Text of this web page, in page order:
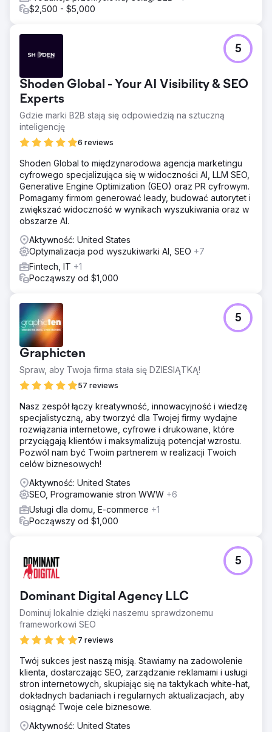
$2,500 - $5,000
Shoden Global - Your AI Visibility & SEO
Experts
Gdzie marki B2B stają się odpowiedzią na sztuczną
inteligencję
6 reviews
5
Shoden Global to międzynarodowa agencja marketingu
cyfrowego specjalizująca się w widoczności AI, LLM SEO,
Generative Engine Optimization (GEO) oraz PR cyfrowym.
Pomagamy firmom generować leady, budować autorytet i
zwiększać widoczność w wynikach wyszukiwania oraz w
obszarze AI.
Aktywność: United States
Optymalizacja pod wyszukiwarki AI, SEO +7
Fintech, IT +1
Począwszy od $1,000
Graphicten
Spraw, aby Twoja firma stała się DZIESIĄTKĄ!
57 reviews
5
Nasz zespół łączy kreatywność, innowacyjność i wiedzę
specjalistyczną, aby tworzyć dla Twojej firmy wydajne
rozwiązania internetowe, cyfrowe i drukowane, które
przyciągają klientów i maksymalizują potencjał wzrostu.
Pozwól nam być Twoim partnerem w realizacji Twoich
celów biznesowych!
Aktywność: United States
SEO, Programowanie stron WWW +6
Usługi dla domu, E-commerce +1
Począwszy od $1,000
Dominant Digital Agency LLC
Dominuj lokalnie dzięki naszemu sprawdzonemu
frameworkowi SEO
7 reviews
5
Twój sukces jest naszą misją. Stawiamy na zadowolenie
klienta, dostarczając SEO, zarządzanie reklamami i usługi
stron internetowych, skupiając się na taktykach white-hat,
dokładnych badaniach i regularnych aktualizacjach, aby
osiągnąć Twoje cele biznesowe.
Aktywność: United States